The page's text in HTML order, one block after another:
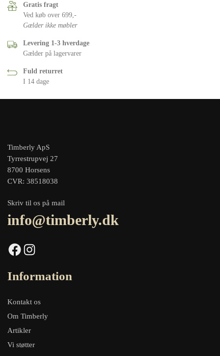
Gratis fragt
Ved køb over 699,-
Gælder ikke møbler
Levering 1-3 hverdage
Gælder på lagervarer
Fuld returret
I 14 dage
Timberly ApS
Tyrrestrupvej 27
8700 Horsens
CVR: 38518038
Skriv til os på mail
info@timberly.dk
Facebook Instagram
Information
Kontakt os
Om Timberly
Artikler
Vi støtter